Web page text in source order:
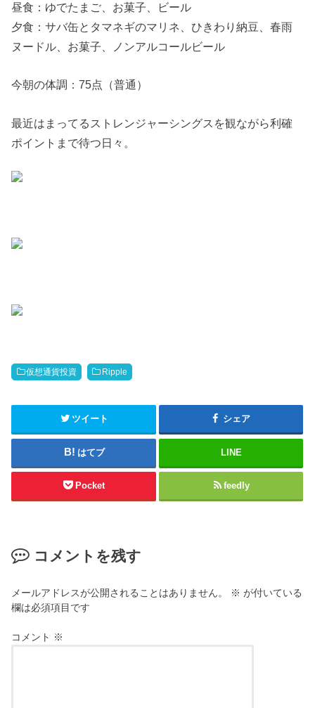
昼食：ゆでたまご、お菓子、ビール
夕食：サバ缶とタマネギのマリネ、ひきわり納豆、春雨
ヌードル、お菓子、ノンアルコールビール
今朝の体調：75点（普通）
最近はまってるストレンジャーシングスを観ながら利確
ポイントまで待つ日々。
仮想通貨投資 Ripple
ツイート シェア
はてブ LINE
Pocket feedly
コメントを残す
メールアドレスが公開されることはありません。 ※ が付いている
欄は必須項目です
コメント ※